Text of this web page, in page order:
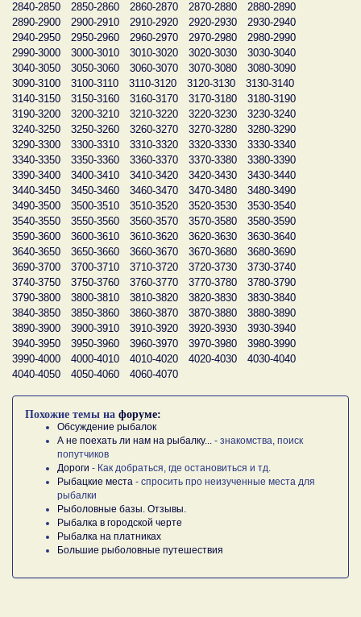
2840-2850
2850-2860 2860-2870 2870-2880
2880-2890
2890-2900
2900-2910 2910-2920 2920-2930
2930-2940
2940-2950
2950-2960 2960-2970 2970-2980
2980-2990
2990-3000
3000-3010 3010-3020 3020-3030
3030-3040
3040-3050
3050-3060 3060-3070 3070-3080
3080-3090
3090-3100
3100-3110 3110-3120 3120-3130
3130-3140
3140-3150
3150-3160 3160-3170 3170-3180
3180-3190
3190-3200
3200-3210 3210-3220 3220-3230
3230-3240
3240-3250
3250-3260 3260-3270 3270-3280
3280-3290
3290-3300
3300-3310 3310-3320 3320-3330
3330-3340
3340-3350
3350-3360 3360-3370 3370-3380
3380-3390
3390-3400
3400-3410 3410-3420 3420-3430
3430-3440
3440-3450
3450-3460 3460-3470 3470-3480
3480-3490
3490-3500
3500-3510 3510-3520 3520-3530
3530-3540
3540-3550
3550-3560 3560-3570 3570-3580
3580-3590
3590-3600
3600-3610 3610-3620 3620-3630
3630-3640
3640-3650
3650-3660 3660-3670 3670-3680
3680-3690
3690-3700
3700-3710 3710-3720 3720-3730
3730-3740
3740-3750
3750-3760 3760-3770 3770-3780
3780-3790
3790-3800
3800-3810 3810-3820 3820-3830
3830-3840
3840-3850
3850-3860 3860-3870 3870-3880
3880-3890
3890-3900
3900-3910 3910-3920 3920-3930
3930-3940
3940-3950
3950-3960 3960-3970 3970-3980
3980-3990
3990-4000
4000-4010 4010-4020 4020-4030
4030-4040
4040-4050
4050-4060 4060-4070
Похожие темы на форуме:
Обсуждение рыбалок
А не поехать ли нам на рыбалку... - знакомства, поиск
попутчиков
Дороги - Как добраться, где остановиться и тд.
Рыбацкие места - спросить про неизученные места для
рыбалки
Рыболовные базы. Отзывы.
Рыбалка в городской черте
Рыбалка на платниках
Большие рыболовные путешествия